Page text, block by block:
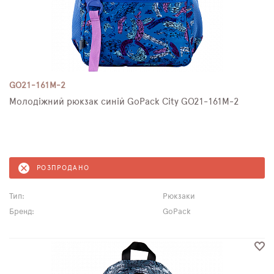
GO21-161M-2
Молодіжний рюкзак синій GoPack City GO21-161M-2
РОЗПРОДАНО
Тип:
Рюкзаки
Бренд:
GoPack